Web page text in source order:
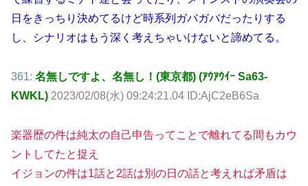
日をきっちり決めてるけど時系列ガバガバだったりする
し、シナリオはもう深く考えちゃいけないと諦めてる。
361: 名無しですよ、名無し！(東京都) (ｱｳｱｳｲｰ Sa63-
KWKL) 2023/02/08(水) 09:24:21.04 ID:AjC2eB6Sa
楽器歴の件は純太の自己申告ってことで離れてる間もカウ
ントしてたと捉え
イジョンの件は1話と2話は別の日の話と考えれば矛盾は